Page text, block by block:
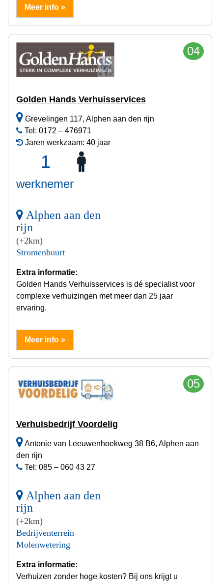
Meer info »
04
Golden Hands Verhuisservices
Grevelingen 117, Alphen aan den rijn
Tel: 0172 – 476971
Jaren werkzaam: 40 jaar
1
werknemer
Alphen aan den
rijn
(+2km)
Stromenbuurt
Extra informatie:
Golden Hands Verhuisservices is dé specialist voor
complexe verhuizingen met meer dan 25 jaar
ervaring.
Meer info »
05
Verhuisbedrijf Voordelig
Antonie van Leeuwenhoekweg 38 B6, Alphen aan
den rijn
Tel: 085 – 060 43 27
Alphen aan den
rijn
(+2km)
Bedrijventerrein
Molenwetering
Extra informatie:
Verhuizen zonder hoge kosten? Bij ons krijgt u